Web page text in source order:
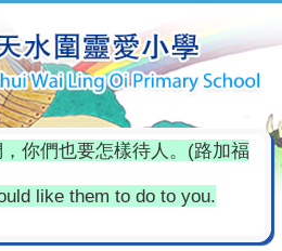
你們也要怎樣待人。(路加福
like them to do to you.